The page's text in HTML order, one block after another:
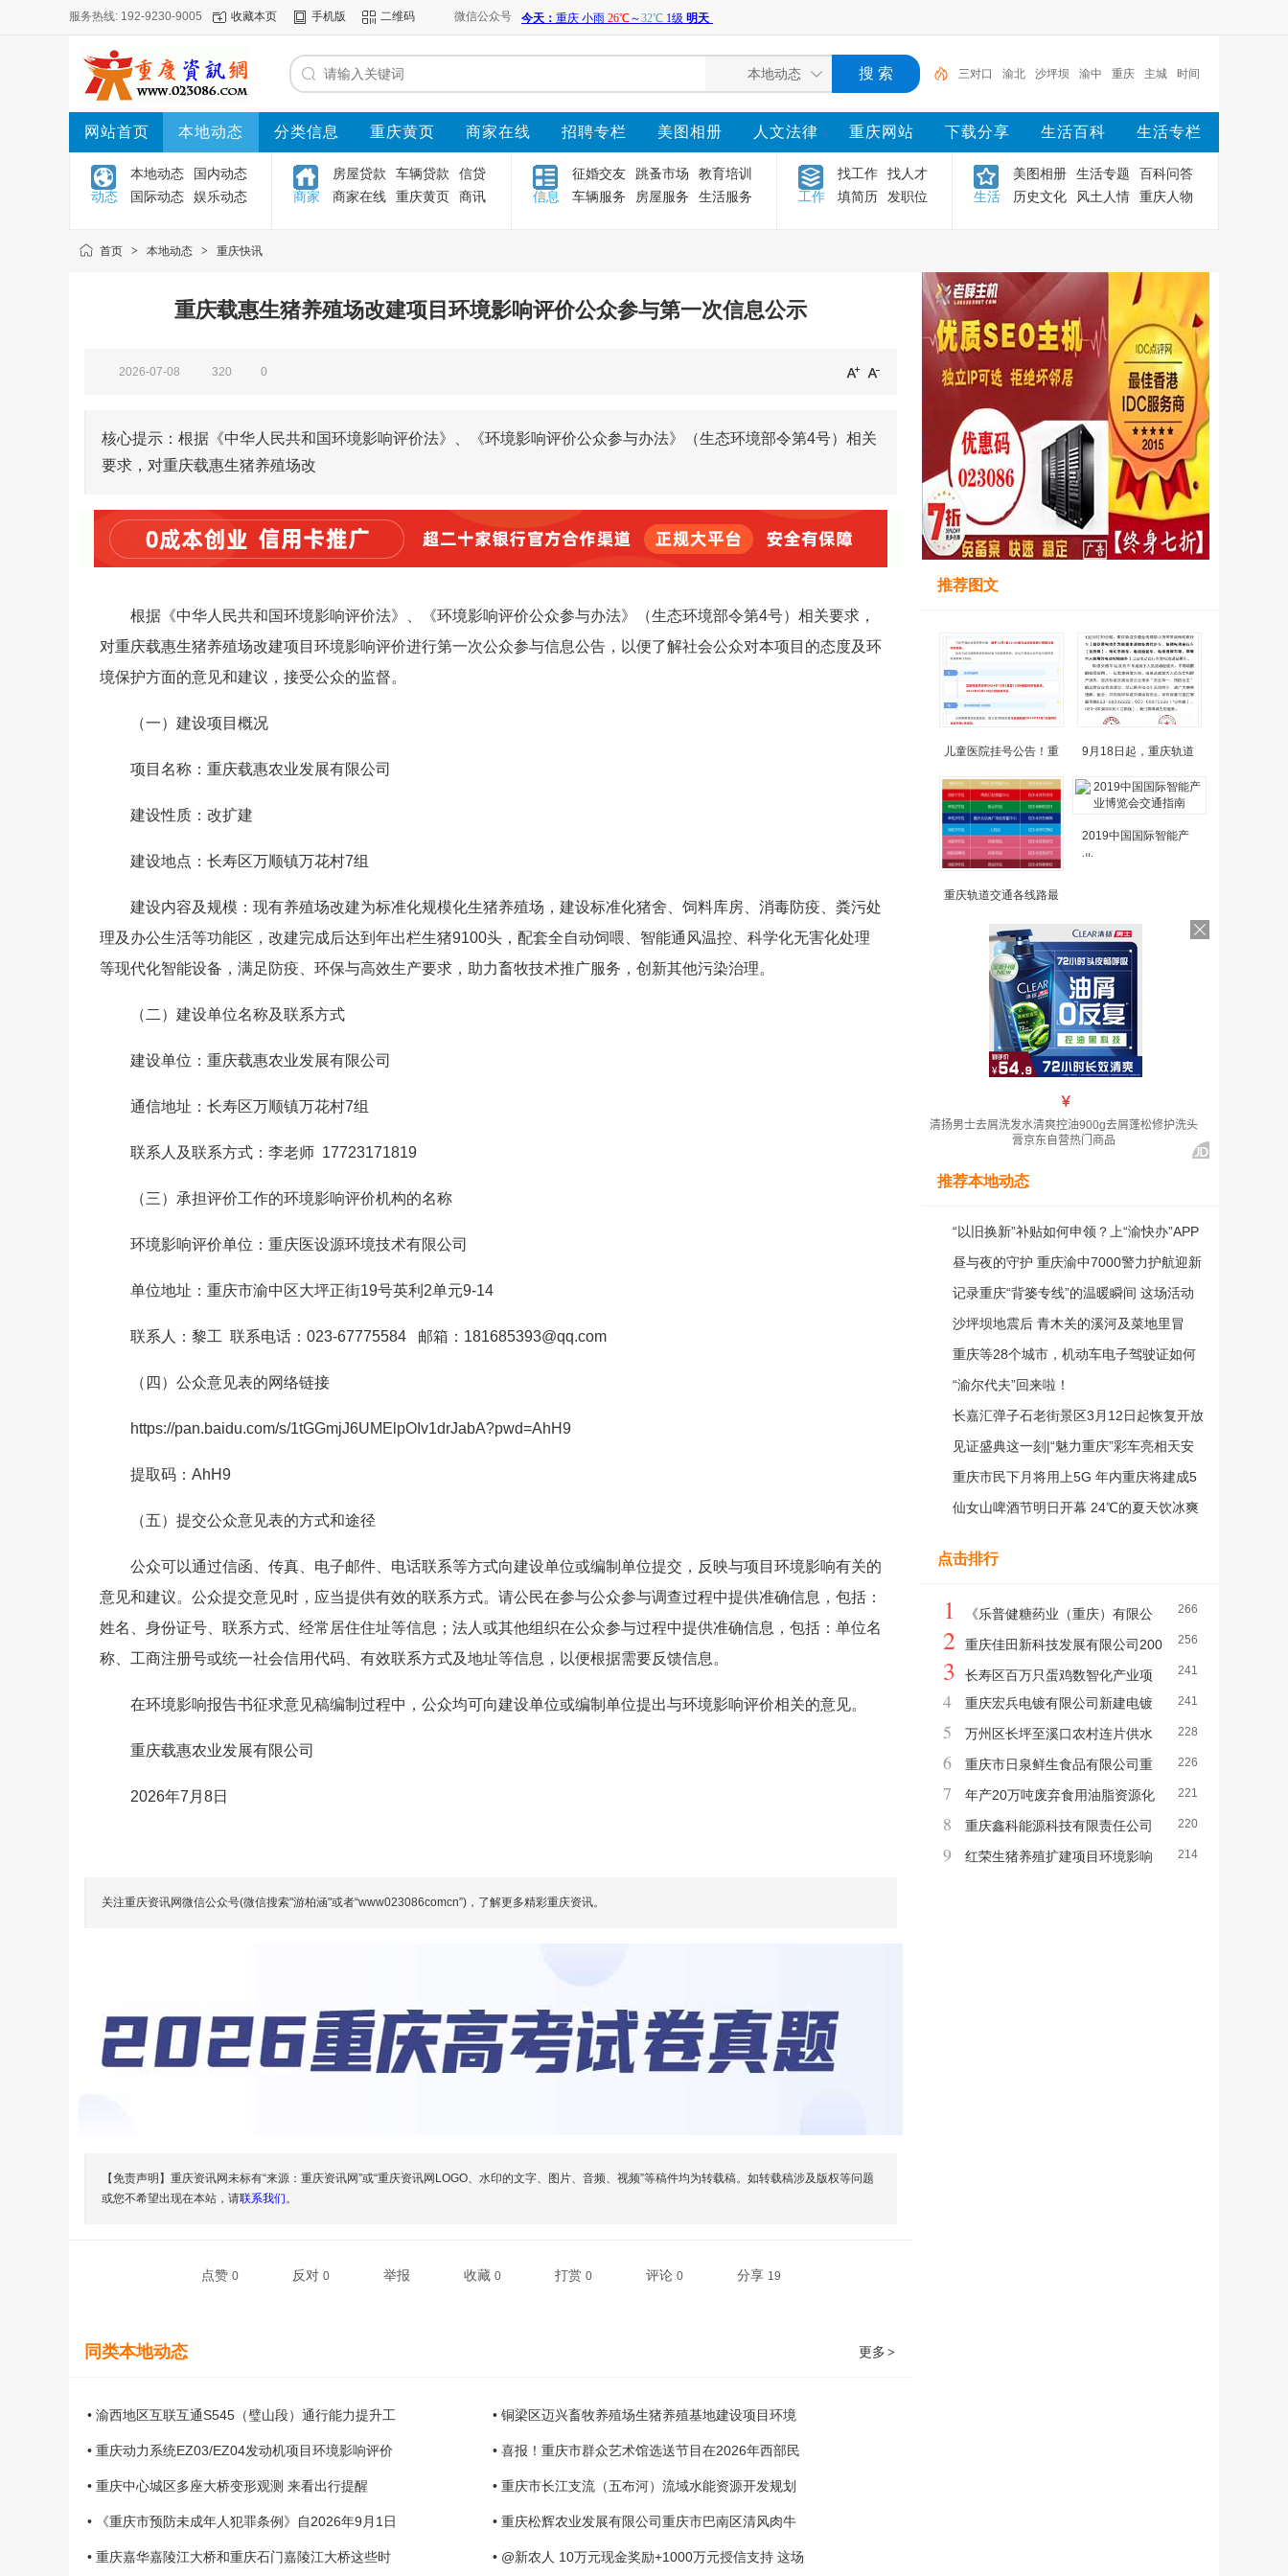
服务热线: 192-9230-9005 收藏本页 手机版 二维码 微信公众号
三对口 渝北 沙坪坝 渝中 重庆 主城 时间
大巴车 车祸 购票
网站首页 本地动态 分类信息 重庆黄页 商家在线 招聘专栏 美图相册 人文法律 重庆网站 下载分享 生活百科 生活专栏
动态
本地动态
国内动态
国际动态
娱乐动态 商家
房屋贷款 车辆贷款
信贷
商家在线
重庆黄页 商讯 信息
征婚交友 跳蚤市场
教育培训
车辆服务
房屋服务 生活服务 工作
找工作
找人才
填简历
发职位 生活
美图相册 生活专题
百科问答
历史文化
风土人情 重庆人物
首页 > 本地动态 > 重庆快讯
重庆载惠生猪养殖场改建项目环境影响评价公众参与第一次信息公示
2026-07-08 320 0
核心提示：根据《中华人民共和国环境影响评价法》、《环境影响评价公众参与办法》（生态环境部令第4号）相关
要求，对重庆载惠生猪养殖场改
根据《中华人民共和国环境影响评价法》、《环境影响评价公众参与办法》（生态环境部令第4号）相关要求，
对重庆载惠生猪养殖场改建项目环境影响评价进行第一次公众参与信息公告，以便了解社会公众对本项目的态度及环
境保护方面的意见和建议，接受公众的监督。
（一）建设项目概况
项目名称：重庆载惠农业发展有限公司
建设性质：改扩建
建设地点：长寿区万顺镇万花村7组
建设内容及规模：现有养殖场改建为标准化规模化生猪养殖场，建设标准化猪舍、饲料库房、消毒防疫、粪污处
理及办公生活等功能区，改建完成后达到年出栏生猪9100头，配套全自动饲喂、智能通风温控、科学化无害化处理
等现代化智能设备，满足防疫、环保与高效生产要求，助力畜牧技术推广服务，创新其他污染治理。
（二）建设单位名称及联系方式
建设单位：重庆载惠农业发展有限公司
通信地址：长寿区万顺镇万花村7组
联系人及联系方式：李老师 17723171819
（三）承担评价工作的环境影响评价机构的名称
环境影响评价单位：重庆医设源环境技术有限公司
单位地址：重庆市渝中区大坪正街19号英利2单元9-14
联系人：黎工 联系电话：023-67775584 邮箱：181685393@qq.com
（四）公众意见表的网络链接
https://pan.baidu.com/s/1tGGmjJ6UMElpOIv1drJabA?pwd=AhH9
提取码：AhH9
（五）提交公众意见表的方式和途径
公众可以通过信函、传真、电子邮件、电话联系等方式向建设单位或编制单位提交，反映与项目环境影响有关的
意见和建议。公众提交意见时，应当提供有效的联系方式。请公民在参与公众参与调查过程中提供准确信息，包括：
姓名、身份证号、联系方式、经常居住住址等信息；法人或其他组织在公众参与过程中提供准确信息，包括：单位名
称、工商注册号或统一社会信用代码、有效联系方式及地址等信息，以便根据需要反馈信息。
在环境影响报告书征求意见稿编制过程中，公众均可向建设单位或编制单位提出与环境影响评价相关的意见。
重庆载惠农业发展有限公司
2026年7月8日
关注重庆资讯网微信公众号(微信搜索"游柏涵"或者“www023086comcn”)，了解更多精彩重庆资讯。
【免责声明】重庆资讯网未标有“来源：重庆资讯网”或“重庆资讯网LOGO、水印的文字、图片、音频、视频”等稿件均为转载稿。如转载稿涉及版权等问题
或您不希望出现在本站，请联系我们。
点赞 0 反对 0 举报 收藏 0 打赏 0 评论 0 分享 19
更多 >
同类本地动态
• 渝西地区互联互通S545（璧山段）通行能力提升工 • 铜梁区迈兴畜牧养殖场生猪养殖基地建设项目环境
• 重庆动力系统EZ03/EZ04发动机项目环境影响评价 • 喜报！重庆市群众艺术馆选送节目在2026年西部民
• 重庆中心城区多座大桥变形观测 来看出行提醒 • 重庆市长江支流（五布河）流域水能资源开发规划
• 《重庆市预防未成年人犯罪条例》自2026年9月1日 • 重庆松辉农业发展有限公司重庆市巴南区清风肉牛
• 重庆嘉华嘉陵江大桥和重庆石门嘉陵江大桥这些时 • @新农人 10万元现金奖励+1000万元授信支持 这场
推荐图文
儿童医院挂号公告！重 9月18日起，重庆轨道
重庆轨道交通各线路最
2019中国国际智能产
业
推荐本地动态
“以旧换新”补贴如何申领？上“渝快办”APP
享一站式申请通道
昼与夜的守护 重庆渝中7000警力护航迎新
年
记录重庆“背篓专线”的温暖瞬间 这场活动
邀你参与
沙坪坝地震后 青木关的溪河及菜地里冒
出“温泉”
重庆等28个城市，机动车电子驾驶证如何
申领？指南来了！
“渝尔代夫”回来啦！
长嘉汇弹子石老街景区3月12日起恢复开放
见证盛典这一刻|“魅力重庆”彩车亮相天安
门
重庆市民下月将用上5G 年内重庆将建成5
G基站1万个
仙女山啤酒节明日开幕 24℃的夏天饮冰爽
点击排行
266
1
《乐普健糖药业（重庆）有限公
司乐普健糖重组肉毒毒素生产基地项目环境
影响报告书》报批前公示
256
2
重庆佳田新科技发展有限公司200
0吨液晶面板清洗剂项目环境影响评价公众
参与信息公示（报批前公示）
241
3
长寿区百万只蛋鸡数智化产业项
目环境影响评价公众参与第一次信息公告241
4
重庆宏兵电镀有限公司新建电镀
生产线项目环境影响报告书报批前公示
228
5
万州区长坪至溪口农村连片供水
保障工程燕山水厂段寨复线集气管道迁改项
目环境影响评价公众参与拟报批前公示
226
6
重庆市日泉鲜生食品有限公司重
庆大渡口天农数智化农产品加工产业园项目
环境影响评价公众参与报批前公示
221
7
年产20万吨废弃食用油脂资源化
综合利用 及深加工项目 环境影响评价公众
参与第一次公示
220
8
重庆鑫科能源科技有限责任公司
新能源废旧动力锂电池综合利用与资源化再
214
9
红荣生猪养殖扩建项目环境影响